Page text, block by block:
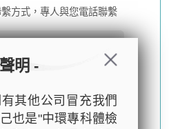
方式，專人與您電話聯繫
明 -
其他公司冒充我們
也是"中環專科體檢